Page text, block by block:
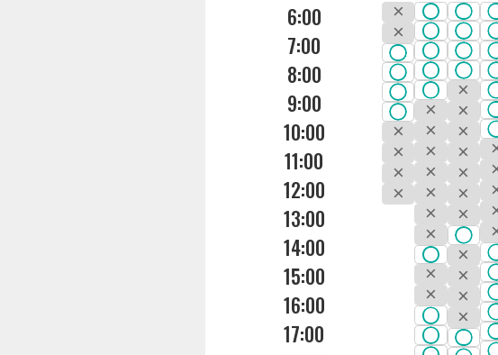
6:00
7:00
8:00
9:00
10:00
11:00
12:00
13:00
14:00
15:00
16:00
17:00